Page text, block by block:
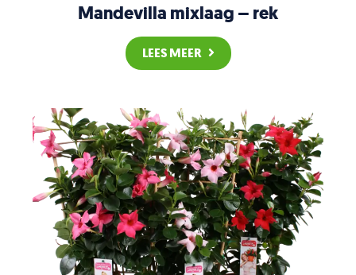
Mandevilla mixlaag – rek
LEES MEER